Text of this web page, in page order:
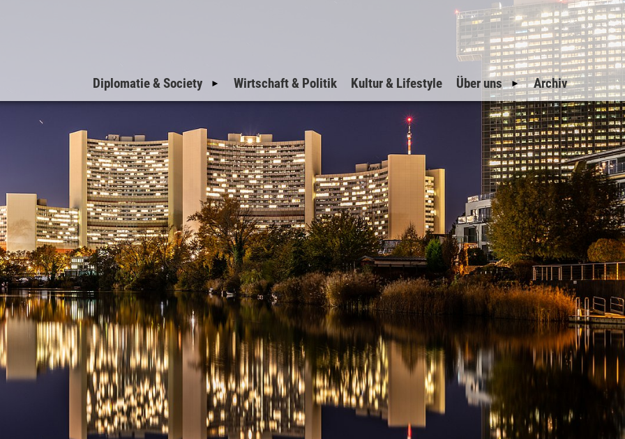
Diplomatie & Society
Nationalfeiertag
Einladungen der
Botschaften
Einladungen der
Militärattachés
Welcome to Vienna
VIP-Corner
Wirtschaft & Politik Kultur & Lifestyle Über uns
Geschichte
Impressum
Datenschutz
Inserate
Suche
Sitemap
Archiv